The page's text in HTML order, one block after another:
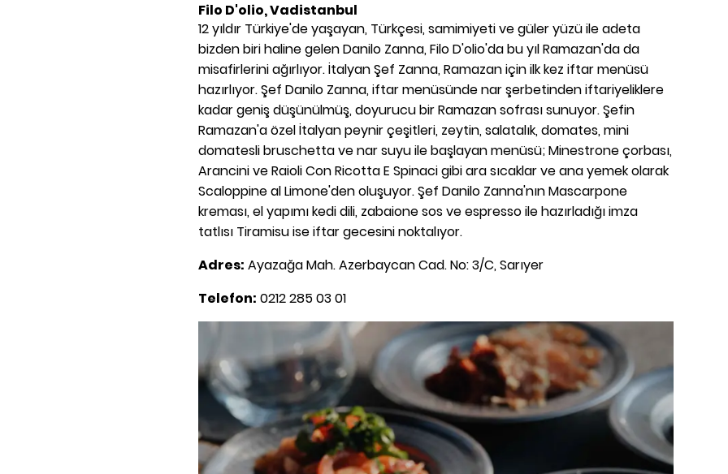
Filo D'olio, Vadistanbul
12 yıldır Türkiye'de yaşayan, Türkçesi, samimiyeti ve güler yüzü ile adeta
bizden biri haline gelen Danilo Zanna, Filo D'olio'da bu yıl Ramazan'da da
misafirlerini ağırlıyor. İtalyan Şef Zanna, Ramazan için ilk kez iftar menüsü
hazırlıyor. Şef Danilo Zanna, iftar menüsünde nar şerbetinden iftariyeliklere
kadar geniş düşünülmüş, doyurucu bir Ramazan sofrası sunuyor. Şefin
Ramazan'a özel İtalyan peynir çeşitleri, zeytin, salatalık, domates, mini
domatesli bruschetta ve nar suyu ile başlayan menüsü; Minestrone çorbası,
Arancini ve Raioli Con Ricotta E Spinaci gibi ara sıcaklar ve ana yemek olarak
Scaloppine al Limone'den oluşuyor. Şef Danilo Zanna'nın Mascarpone
kreması, el yapımı kedi dili, zabaione sos ve espresso ile hazırladığı imza
tatlısı Tiramisu ise iftar gecesini noktalıyor.
Adres: Ayazağa Mah. Azerbaycan Cad. No: 3/C, Sarıyer
Telefon: 0212 285 03 01